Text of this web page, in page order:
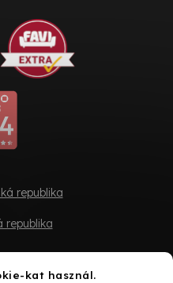
kat használ.
republika
republika